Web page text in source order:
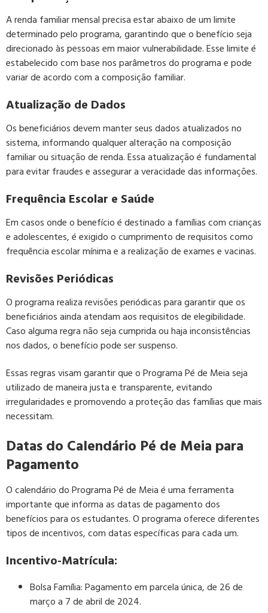
A renda familiar mensal precisa estar abaixo de um limite
determinado pelo programa, garantindo que o benefício seja
direcionado às pessoas em maior vulnerabilidade. Esse limite é
estabelecido com base nos parâmetros do programa e pode
variar de acordo com a composição familiar.
Atualização de Dados
Os beneficiários devem manter seus dados atualizados no
sistema, informando qualquer alteração na composição
familiar ou situação de renda. Essa atualização é fundamental
para evitar fraudes e assegurar a veracidade das informações.
Frequência Escolar e Saúde
Em casos onde o benefício é destinado a famílias com crianças
e adolescentes, é exigido o cumprimento de requisitos como
frequência escolar mínima e a realização de exames e vacinas.
Revisões Periódicas
O programa realiza revisões periódicas para garantir que os
beneficiários ainda atendam aos requisitos de elegibilidade.
Caso alguma regra não seja cumprida ou haja inconsistências
nos dados, o benefício pode ser suspenso.
Essas regras visam garantir que o Programa Pé de Meia seja
utilizado de maneira justa e transparente, evitando
irregularidades e promovendo a proteção das famílias que mais
necessitam.
Datas do Calendário Pé de Meia para
Pagamento
O calendário do Programa Pé de Meia é uma ferramenta
importante que informa as datas de pagamento dos
benefícios para os estudantes. O programa oferece diferentes
tipos de incentivos, com datas específicas para cada um.
Incentivo-Matrícula:
Bolsa Família: Pagamento em parcela única, de 26 de
março a 7 de abril de 2024.